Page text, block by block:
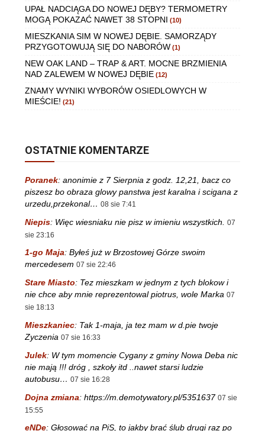
UPAŁ NADCIĄGA DO NOWEJ DĘBY? TERMOMETRY
MOGĄ POKAZAĆ NAWET 38 STOPNI (10)
MIESZKANIA SIM W NOWEJ DĘBIE. SAMORZĄDY
PRZYGOTOWUJĄ SIĘ DO NABORÓW (1)
NEW OAK LAND – TRAP & ART. MOCNE BRZMIENIA
NAD ZALEWEM W NOWEJ DĘBIE (12)
ZNAMY WYNIKI WYBORÓW OSIEDLOWYCH W
MIEŚCIE! (21)
OSTATNIE KOMENTARZE
Poranek: anonimie z 7 Sierpnia z godz. 12,21, bacz co
piszesz bo obraza glowy panstwa jest karalna i scigana z
urzedu,przekonal… 08 sie 7:41
Niepis: Więc wiesniaku nie pisz w imieniu wszystkich.
07
sie 23:16
1-go Maja: Byłeś już w Brzostowej Górze swoim
mercedesem 07 sie 22:46
Stare Miasto: Tez mieszkam w jednym z tych blokow i
nie chce aby mnie reprezentowal piotrus, wole Marka 07
sie 18:13
Mieszkaniec: Tak 1-maja, ja tez mam w d.pie twoje
Zyczenia 07 sie 16:33
Julek: W tym momencie Cygany z gminy Nowa Deba nic
nie mają !!! dróg , szkoły itd ..nawet starsi ludzie
autobusu… 07 sie 16:28
Dojna zmiana: https://m.demotywatory.pl/5351637 07 sie
15:55
eNDe: Głosować na PiS, to jakby brać ślub drugi raz po